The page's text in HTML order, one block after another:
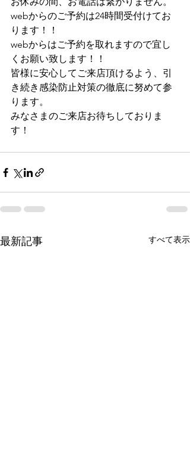
webからのご予約は24時間受付けてお
ります！！
webからはご予約を取れますので宜し
くお願い致します！！
皆様に安心してご来店頂けるよう、引
き続き感染防止対策の徹底に努めて参
ります。
みなさまのご来店お待ちしておりま
す！
最新記事 すべて表示